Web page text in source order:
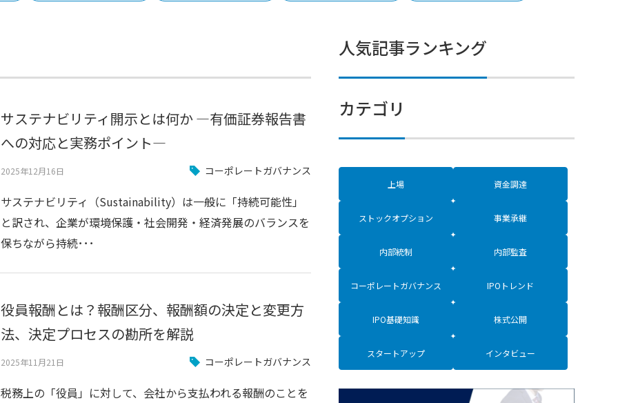
サステナビリティ開示とは何か ―有価証券報告書
への対応と実務ポイント―
2025年12月16日 コーポレートガバナンス
サステナビリティ（Sustainability）は一般に「持続可能性」
と訳され、企業が環境保護・社会開発・経済発展のバランスを
保ちながら持続･･･
役員報酬とは？報酬区分、報酬額の決定と変更方
法、決定プロセスの勘所を解説
2025年11月21日 コーポレートガバナンス
税務上の「役員」に対して、会社から支払われる報酬のことを
人気記事ランキング
カテゴリ
上場 資金調達
ストックオプション 事業承継
内部統制 内部監査
コーポレートガバナンス IPOトレンド
IPO基礎知識 株式公開
スタートアップ インタビュー